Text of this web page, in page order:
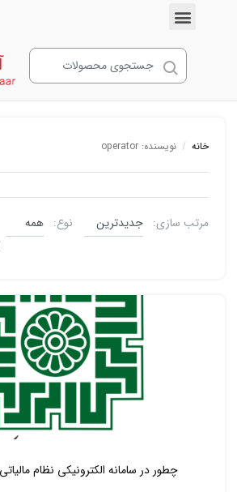
خانه / نویسنده: operator
مرتب سازی:
نوع:
چطور در سامانه الکترونیکی نظام